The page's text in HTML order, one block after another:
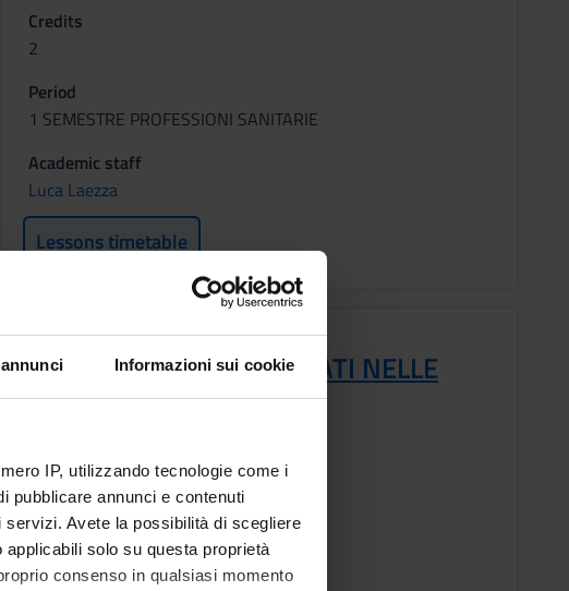
Informazioni sui cookie
IP, utilizzando tecnologie come i
pubblicare annunci e contenuti
Avete la possibilità di scegliere
solo su questa proprietà
consenso in qualsiasi momento
Credits
2
Period
1 SEMESTRE PROFESSIONI SANITARIE
Academic staff
Luca Laezza
Lessons timetable
SISTEMI DI GESTIONE
INFORMATIZZATA DEI DATI NELLE
ORGANIZZAZIONI
2
Period
1 SEMESTRE PROFESSIONI SANITARIE
Academic staff